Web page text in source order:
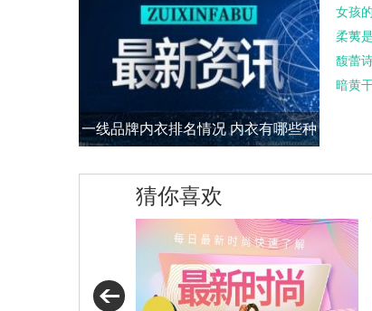
一线品牌内衣排名情况 内衣有哪些种
女孩
柔荑
馥蕾
暗黄
猜你喜欢